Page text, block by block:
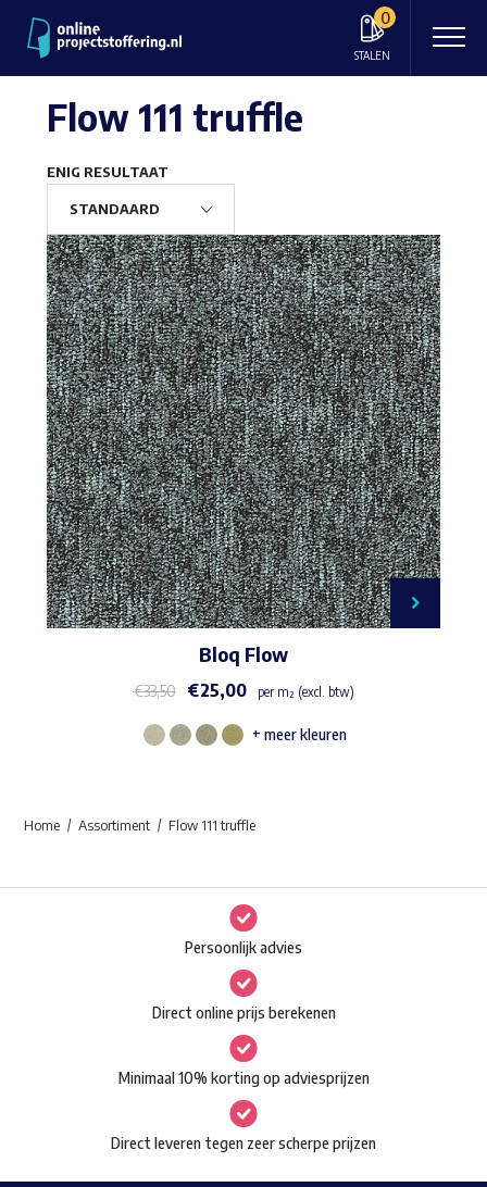
0
STALEN
Waar ben je naar op zoek?
Flow 111 truffle
ENIG RESULTAAT
Bloq Flow
€33,50 €25,00 per m² (excl. btw)
Dit
Deze
optie
kan
gekozen
worden
op
de
productpagina
+ meer kleuren
Home Assortiment Flow 111 truffle
Persoonlijk advies
Direct online prijs berekenen
Minimaal 10% korting op adviesprijzen
Direct leveren tegen zeer scherpe prijzen